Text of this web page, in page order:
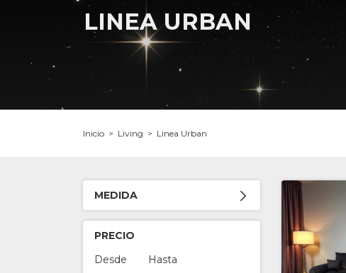
LINEA URBAN
Inicio > Living > Linea Urban
MEDIDA
PRECIO
Desde
Hasta